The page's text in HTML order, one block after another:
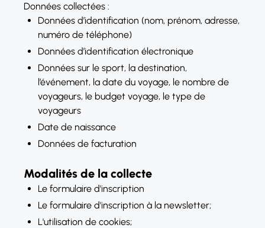
Données collectées :
Données d’identification (nom, prénom, adresse,
numéro de téléphone)
Données d’identification électronique
Données sur le sport, la destination,
l’événement, la date du voyage, le nombre de
voyageurs, le budget voyage, le type de
voyageurs
Date de naissance
Données de facturation
Modalités de la collecte
Le formulaire d'inscription
Le formulaire d'inscription à la newsletter;
L'utilisation de cookies;